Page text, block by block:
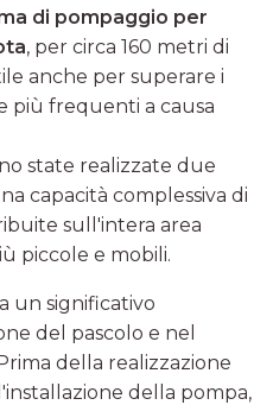
di pompaggio per
, per circa 160 metri di
anche per superare i
più frequenti a causa
state realizzate due
capacità complessiva di
sull'intera area
piccole e mobili.
un significativo
del pascolo e nel
della realizzazione
della pompa,